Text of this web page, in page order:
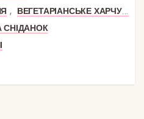
,
ВЕГЕТАРІАНСЬКЕ ХАРЧУВАННЯ
СНІДАНОК